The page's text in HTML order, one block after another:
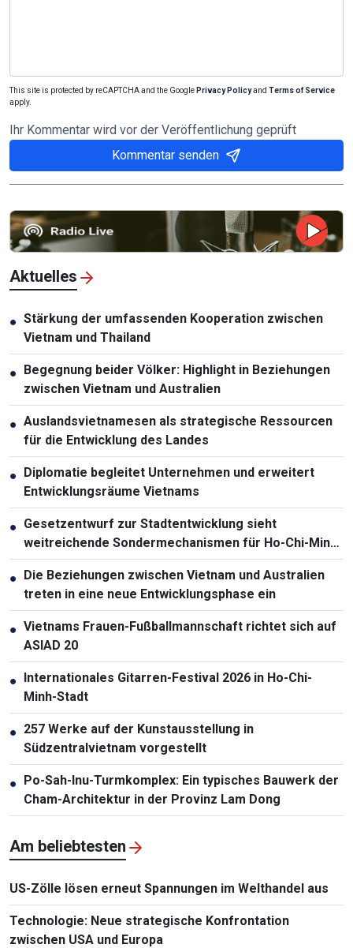
This site is protected by reCAPTCHA and the Google Privacy Policyand Terms of Service
apply.
Ihr Kommentar wird vor der Veröffentlichung geprüft
Kommentar senden
Aktuelles
● Stärkung der umfassenden Kooperation zwischen
Vietnam und Thailand
● Begegnung beider Völker: Highlight in Beziehungen
zwischen Vietnam und Australien
● Auslandsvietnamesen als strategische Ressourcen
für die Entwicklung des Landes
● Diplomatie begleitet Unternehmen und erweitert
Entwicklungsräume Vietnams
● Gesetzentwurf zur Stadtentwicklung sieht
weitreichende Sondermechanismen für Ho-Chi-Minh-
Stadt vor
● Die Beziehungen zwischen Vietnam und Australien
treten in eine neue Entwicklungsphase ein
● Vietnams Frauen-Fußballmannschaft richtet sich auf
ASIAD 20
● Internationales Gitarren-Festival 2026 in Ho-Chi-
Minh-Stadt
● 257 Werke auf der Kunstausstellung in
Südzentralvietnam vorgestellt
● Po-Sah-Inu-Turmkomplex: Ein typisches Bauwerk der
Cham-Architektur in der Provinz Lam Dong
Am beliebtesten
US-Zölle lösen erneut Spannungen im Welthandel aus
Technologie: Neue strategische Konfrontation
zwischen USA und Europa